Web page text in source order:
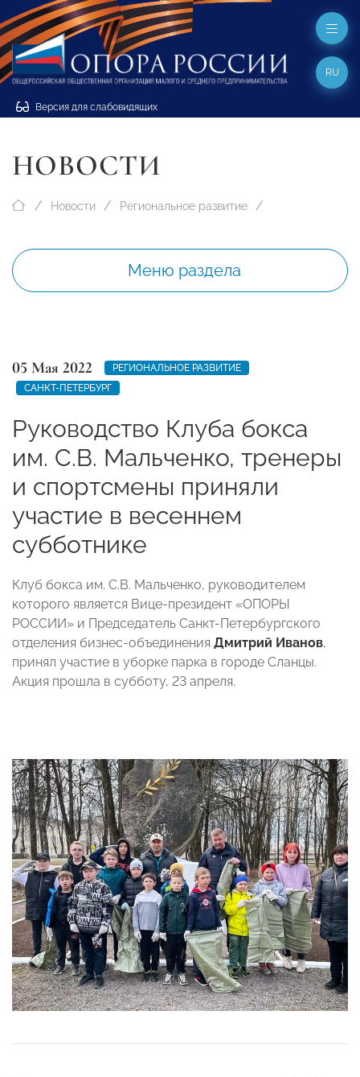
Версия для слабовидящих
RU
НОВОСТИ
Новости Региональное развитие
Меню раздела
05 Мая 2022
РЕГИОНАЛЬНОЕ РАЗВИТИЕ
САНКТ-ПЕТЕРБУРГ
Руководство Клуба бокса
им. С.В. Мальченко, тренеры
и спортсмены приняли
участие в весеннем
субботнике
Клуб бокса им. С.В. Мальченко, руководителем
которого является Вице-президент «ОПОРЫ
РОССИИ» и Председатель Санкт-Петербургского
отделения бизнес-объединения Дмитрий Иванов,
принял участие в уборке парка в городе Сланцы.
Акция прошла в субботу, 23 апреля.